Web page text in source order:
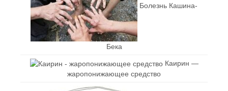
Болезнь Кашина-
Бека
Каирин —
жаропонижающее средство